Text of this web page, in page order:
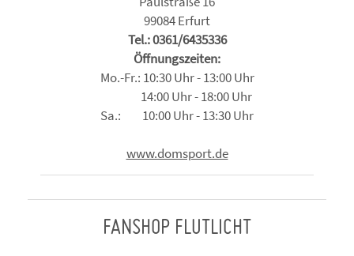
99084 Erfurt
Tel.: 0361/6435336
Öffnungszeiten:
Mo.-Fr.: 10:30 Uhr - 13:00 Uhr
14:00 Uhr - 18:00 Uhr
Sa.: 10:00 Uhr - 13:30 Uhr
www.domsport.de
FANSHOP FLUTLICHT